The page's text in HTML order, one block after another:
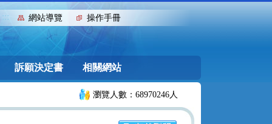
::: 網站導覽 操作手冊
訴願決定書 相關網站
瀏覽人數：68970246人